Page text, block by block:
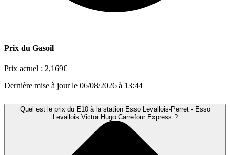
Prix du Gasoil
Prix actuel : 2,169€
Dernière mise à jour le 06/08/2026 à 13:44
Quel est le prix du E10 à la station Esso Levallois-Perret - Esso
Levallois Victor Hugo Carrefour Express ?